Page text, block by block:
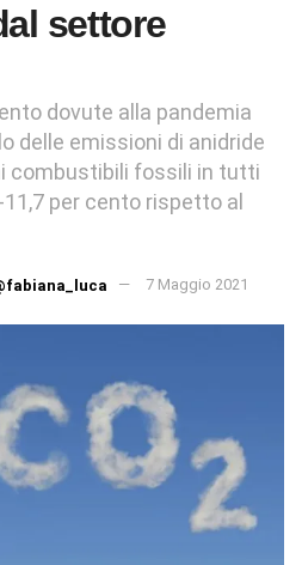
settore
dovute alla pandemia
delle emissioni di anidride
combustibili fossili in tutti
per cento rispetto al
7 Maggio 2021